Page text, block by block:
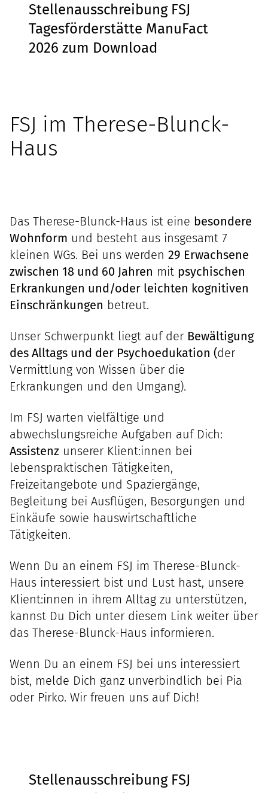
Stellenausschreibung FSJ
Tagesförderstätte ManuFact
2026 zum Download
FSJ im Therese-Blunck-
Haus
Das Therese-Blunck-Haus ist eine besondere
Wohnform und besteht aus insgesamt 7
kleinen WGs. Bei uns werden 29 Erwachsene
zwischen 18 und 60 Jahren mit psychischen
Erkrankungen und/oder leichten kognitiven
Einschränkungen betreut.
Unser Schwerpunkt liegt auf der Bewältigung
des Alltags und der Psychoedukation (der
Vermittlung von Wissen über die
Erkrankungen und den Umgang).
Im FSJ warten vielfältige und
abwechslungsreiche Aufgaben auf Dich:
Assistenz unserer Klient:innen bei
lebenspraktischen Tätigkeiten,
Freizeitangebote und Spaziergänge,
Begleitung bei Ausflügen, Besorgungen und
Einkäufe sowie hauswirtschaftliche
Tätigkeiten.
Wenn Du an einem FSJ im Therese-Blunck-
Haus interessiert bist und Lust hast, unsere
Klient:innen in ihrem Alltag zu unterstützen,
kannst Du Dich unter diesem Link weiter über
das Therese-Blunck-Haus informieren.
Wenn Du an einem FSJ bei uns interessiert
bist, melde Dich ganz unverbindlich bei Pia
oder Pirko. Wir freuen uns auf Dich!
Stellenausschreibung FSJ